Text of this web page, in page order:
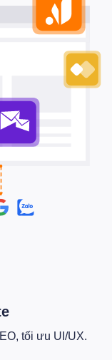
tối ưu UI/UX.